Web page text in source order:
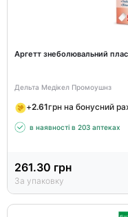
Аргетт знеболювальний
Дельта Медікел Промоушнз
+2.61грн на бонусний
в наявності в 203 аптеках
261.30 грн
За упаковку